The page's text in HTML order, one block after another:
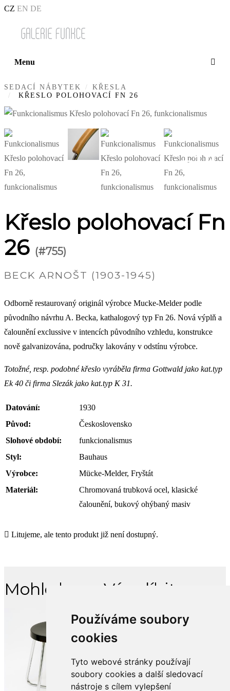
Používáme soubory
cookies
Tyto webové stránky používají
soubory cookies a další sledovací
nástroje s cílem vylepšení
CZ EN DE
Menu
SEDACÍ NÁBYTEK
KŘESLA
KŘESLO POLOHOVACÍ FN 26
+10
Křeslo polohovací Fn
26 (#755)
BECK ARNOŠT (1903-1945)
Odborně restaurovaný originál výrobce Mucke-Melder podle
původního návrhu A. Becka, kathalogový typ Fn 26. Nová výplň a
čalounění exclussive v intencích původního vzhledu, konstrukce
nově galvanizována, područky lakovány v odstínu výrobce.
Totožné, resp. podobné křeslo vyráběla firma Gottwald jako kat.typ
Ek 40 či firma Slezák jako kat.typ K 31.
Datování:
1930
Původ:
Československo
Slohové období:
funkcionalismus
Styl:
Bauhaus
Výrobce:
Mücke-Melder, Fryštát
Materiál:
Chromovaná trubková ocel, klasické
čalounění, bukový ohýbaný masiv
Litujeme, ale tento produkt již není dostupný.
Mohlo by se Vám líbit